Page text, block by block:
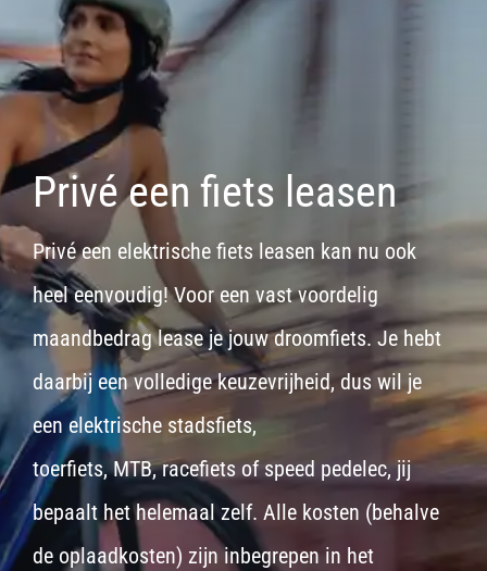
Privé een fiets leasen
Privé een elektrische fiets leasen kan nu ook
heel eenvoudig! Voor een vast voordelig
maandbedrag lease je jouw droomfiets. Je hebt
daarbij een volledige keuzevrijheid, dus wil je
eenelektrische stadsfiets,
toerfiets,MTB,racefietsof speed pedelec, jij
bepaalt het helemaal zelf. Alle kosten (behalve
de oplaadkosten) zijn inbegrepen in het